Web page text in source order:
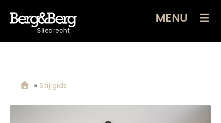
Sliedrecht
MENU
» Stijlgids